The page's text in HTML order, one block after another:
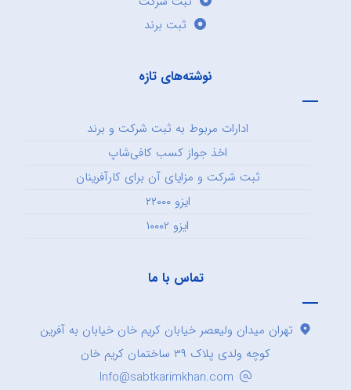
ثبت برند
نوشته‌های تازه
ادارات مربوط به ثبت شرکت و برند
اخذ جواز کسب کافی‌شاپ
ثبت شرکت و مزایای آن برای کارآفرینان
ایزو ۲۲۰۰۰
ایزو ۱۰۰۰۲
تماس با ما
تهران میدان ولیعصر خیابان کریم خان خیابان به آفرین
کوچه ولدی پلاک ۳۹ ساختمان کریم خان
Info@sabtkarimkhan.com